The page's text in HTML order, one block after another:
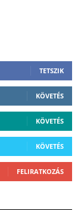
TETSZIK
KÖVETÉS
KÖVETÉS
KÖVETÉS
FELIRATKOZÁS